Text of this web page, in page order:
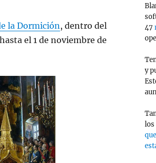
la Dormición, dentro del
el 1 de noviembre de
47
y
los